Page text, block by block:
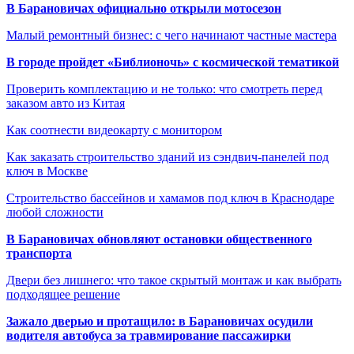
В Барановичах официально открыли мотосезон
Малый ремонтный бизнес: с чего начинают частные мастера
В городе пройдет «Библионочь» с космической тематикой
Проверить комплектацию и не только: что смотреть перед
заказом авто из Китая
Как соотнести видеокарту с монитором
Как заказать строительство зданий из сэндвич-панелей под
ключ в Москве
Строительство бассейнов и хамамов под ключ в Краснодаре
любой сложности
В Барановичах обновляют остановки общественного
транспорта
Двери без лишнего: что такое скрытый монтаж и как выбрать
подходящее решение
Зажало дверью и протащило: в Барановичах осудили
водителя автобуса за травмирование пассажирки